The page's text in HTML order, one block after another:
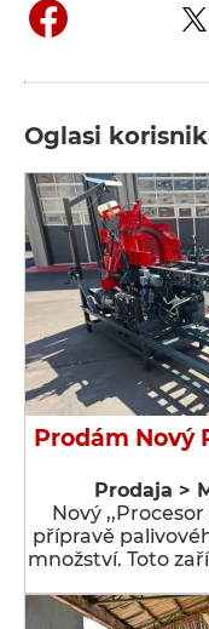
Oglasi
Prodám Nový
Prodaja >
Nový
přípravě
množství. Toto